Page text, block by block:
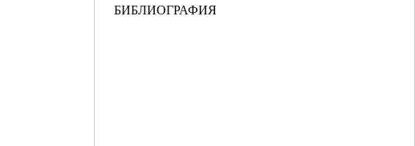
БИБЛИОГРАФИЯ